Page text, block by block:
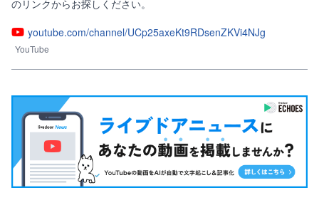
のリンクからお探しください。
youtube.com/channel/UCp25axeKt9RDsenZKVi4NJg
YouTube